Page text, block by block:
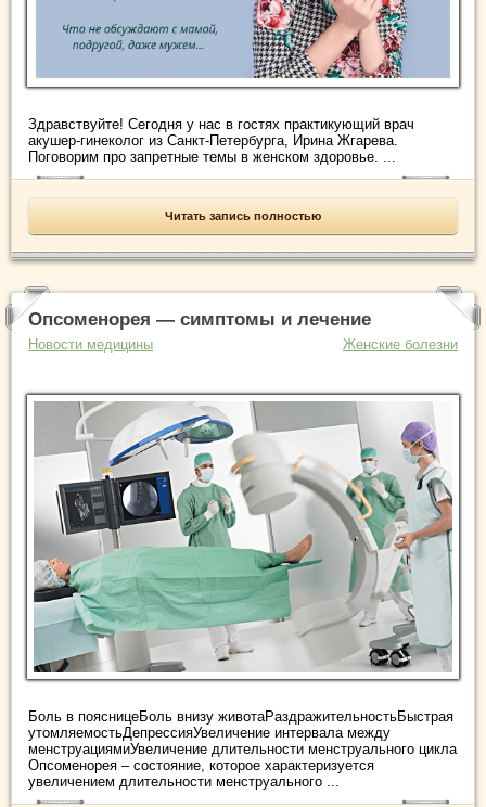
Здравствуйте! Сегодня у нас в гостях практикующий врач
акушер-гинеколог из Санкт-Петербурга, Ирина Жгарева.
Поговорим про запретные темы в женском здоровье. ...
Читать запись полностью
Опсоменорея — симптомы и лечение
Новости медицины Женские болезни
Боль в поясницеБоль внизу животаРаздражительностьБыстрая
утомляемостьДепрессияУвеличение интервала между
менструациямиУвеличение длительности менструального цикла
Опсоменорея – состояние, которое характеризуется
увеличением длительности менструального ...